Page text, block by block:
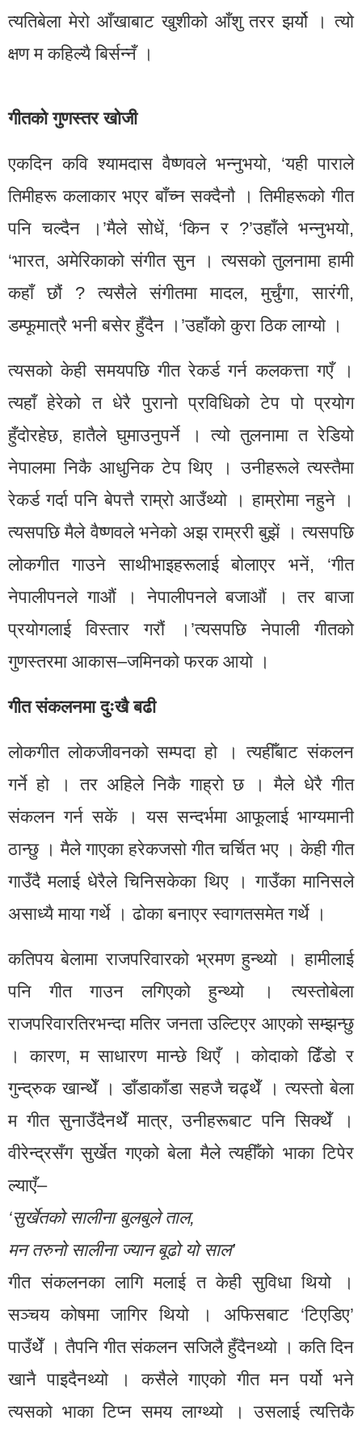
त्यतिबेला मेरो आँखाबाट खुशीको आँशु तरर झर्यो । त्यो
क्षण म कहिल्यै बिर्सन्नँ ।
गीतको गुणस्तर खोजी
एकदिन कवि श्यामदास वैष्णवले भन्नुभयो, ‘यही पाराले
तिमीहरू कलाकार भएर बाँच्न सक्दैनौ । तिमीहरूको गीत
पनि चल्दैन ।’मैले सोधें, ‘किन र ?’उहाँले भन्नुभयो,
‘भारत, अमेरिकाको संगीत सुन । त्यसको तुलनामा हामी
कहाँ छौं ? त्यसैले संगीतमा मादल, मुर्चुंगा, सारंगी,
डम्फूमात्रै भनी बसेर हुँदैन ।’उहाँको कुरा ठिक लाग्यो ।
त्यसको केही समयपछि गीत रेकर्ड गर्न कलकत्ता गएँ ।
त्यहाँ हेरेको त धेरै पुरानो प्रविधिको टेप पो प्रयोग
हुँदोरहेछ, हातैले घुमाउनुपर्ने । त्यो तुलनामा त रेडियो
नेपालमा निकै आधुनिक टेप थिए । उनीहरूले त्यस्तैमा
रेकर्ड गर्दा पनि बेपत्तै राम्रो आउँथ्यो । हाम्रोमा नहुने ।
त्यसपछि मैले वैष्णवले भनेको अझ राम्ररी बुझें । त्यसपछि
लोकगीत गाउने साथीभाइहरूलाई बोलाएर भनें, ‘गीत
नेपालीपनले गाऔं । नेपालीपनले बजाऔं । तर बाजा
प्रयोगलाई विस्तार गरौं ।’त्यसपछि नेपाली गीतको
गुणस्तरमा आकास–जमिनको फरक आयो ।
गीत संकलनमा दुःखै बढी
लोकगीत लोकजीवनको सम्पदा हो । त्यहीँबाट संकलन
गर्ने हो । तर अहिले निकै गाह्रो छ । मैले धेरै गीत
संकलन गर्न सकें । यस सन्दर्भमा आफूलाई भाग्यमानी
ठान्छु । मैले गाएका हरेकजसो गीत चर्चित भए । केही गीत
गाउँदै मलाई धेरैले चिनिसकेका थिए । गाउँका मानिसले
असाध्यै माया गर्थे । ढोका बनाएर स्वागतसमेत गर्थे ।
कतिपय बेलामा राजपरिवारको भ्रमण हुन्थ्यो । हामीलाई
पनि गीत गाउन लगिएको हुन्थ्यो । त्यस्तोबेला
राजपरिवारतिरभन्दा मतिर जनता उल्टिएर आएको सम्झन्छु
। कारण, म साधारण मान्छे थिएँ । कोदाको ढिँडो र
गुन्द्रुक खान्थेँ । डाँडाकाँडा सहजै चढ्थेँ । त्यस्तो बेला
म गीत सुनाउँदैनथेँ मात्र, उनीहरूबाट पनि सिक्थेँ ।
वीरेन्द्रसँग सुर्खेत गएको बेला मैले त्यहीँको भाका टिपेर
ल्याएँ–
‘सुर्खेतको सालीना बुलबुले ताल,
मन तरुनो सालीना ज्यान बूढो यो साल’
गीत संकलनका लागि मलाई त केही सुविधा थियो ।
सञ्चय कोषमा जागिर थियो । अफिसबाट ‘टिएडिए’
पाउँथेँ । तैपनि गीत संकलन सजिलै हुँदैनथ्यो । कति दिन
खानै पाइदैनथ्यो । कसैले गाएको गीत मन पर्यो भने
त्यसको भाका टिप्न समय लाग्थ्यो । उसलाई त्यत्तिकै